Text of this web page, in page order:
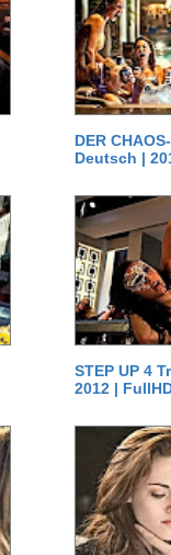
DER
Deutsch |
STEP UP 4
2012 |